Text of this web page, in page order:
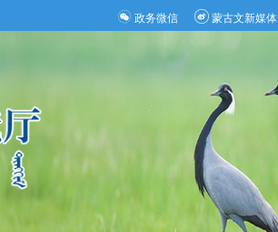
政务微信 蒙古文新媒体